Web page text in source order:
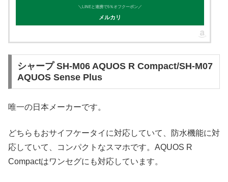
＼LINEと連携で5％オフクーポン／
メルカリ
シャープ SH-M06 AQUOS R Compact/SH-M07
AQUOS Sense Plus
唯一の日本メーカーです。
どちらもおサイフケータイに対応していて、防水機能に対
応していて、コンパクトなスマホです。AQUOS R
Compactはワンセグにも対応しています。